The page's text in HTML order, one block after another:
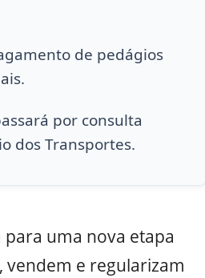
de pedágios
por consulta
dos Transportes.
uma nova etapa
e regularizam